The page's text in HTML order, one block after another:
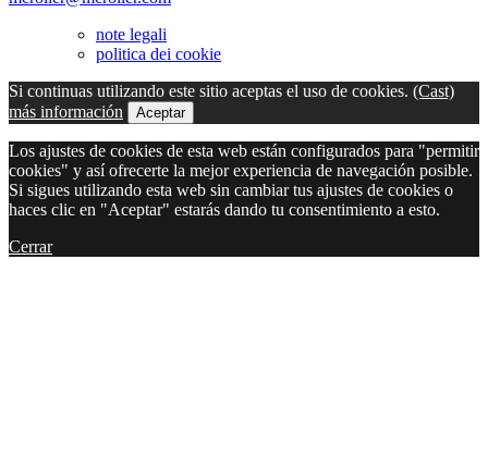
note legali
politica dei cookie
Si continuas utilizando este sitio aceptas el uso de cookies. (Cast)
más información
Aceptar
Los ajustes de cookies de esta web están configurados para "permitir
cookies" y así ofrecerte la mejor experiencia de navegación posible.
Si sigues utilizando esta web sin cambiar tus ajustes de cookies o
haces clic en "Aceptar" estarás dando tu consentimiento a esto.
Cerrar